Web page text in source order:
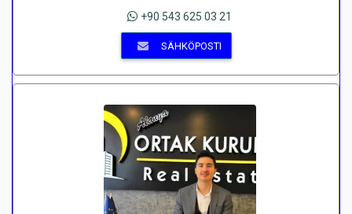
+90 543 625 03 21
SÄHKÖPOSTI